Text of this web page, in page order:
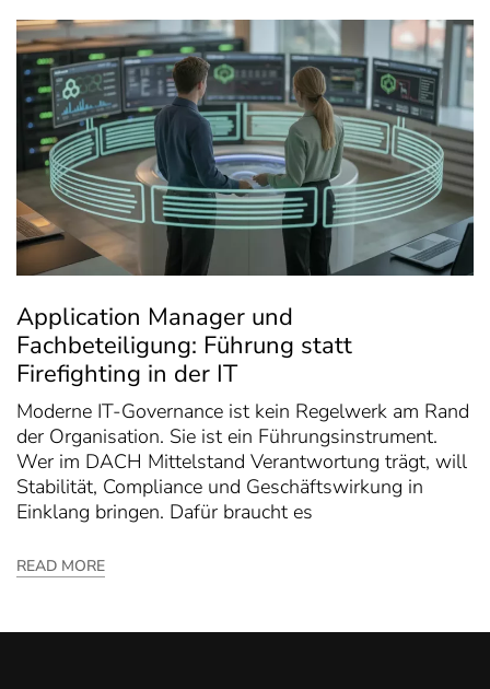
Application Manager und
Fachbeteiligung: Führung statt
Firefighting in der IT
Moderne IT-Governance ist kein Regelwerk am Rand
der Organisation. Sie ist ein Führungsinstrument.
Wer im DACH Mittelstand Verantwortung trägt, will
Stabilität, Compliance und Geschäftswirkung in
Einklang bringen. Dafür braucht es
READ MORE